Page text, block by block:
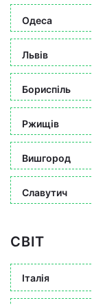
Одеса
Львів
Бориспіль
Ржищів
Вишгород
Славутич
СВІТ
Італія